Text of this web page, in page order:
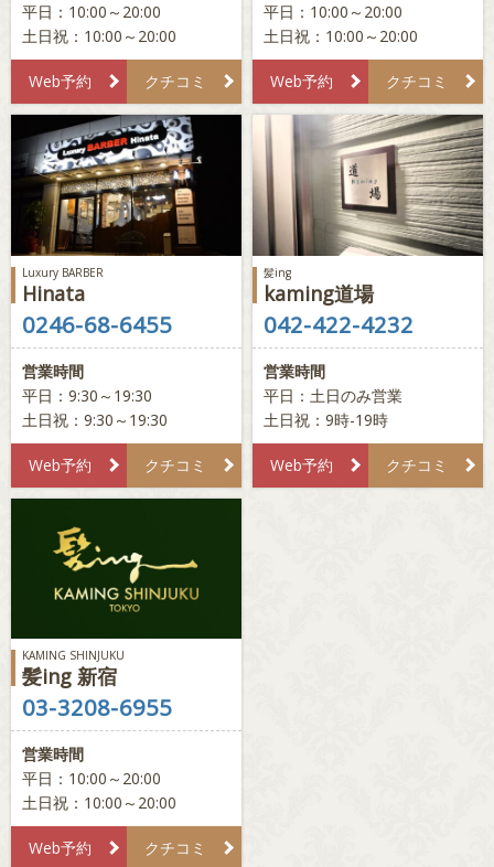
平日：10:00～20:00
土日祝：10:00～20:00
Web予約 クチコミ
平日：10:00～20:00
土日祝：10:00～20:00
Web予約 クチコミ
Luxury BARBER
Hinata
0246-68-6455
営業時間
平日：9:30～19:30
土日祝：9:30～19:30
Web予約 クチコミ
髪ing
kaming道場
042-422-4232
営業時間
平日：土日のみ営業
土日祝：9時-19時
Web予約 クチコミ
KAMING SHINJUKU
髪ing 新宿
03-3208-6955
営業時間
平日：10:00～20:00
土日祝：10:00～20:00
Web予約 クチコミ